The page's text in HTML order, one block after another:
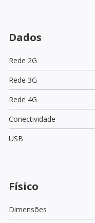
Dados
Rede 2G
Rede 3G
Rede 4G
Conectividade
USB
Físico
Dimensões